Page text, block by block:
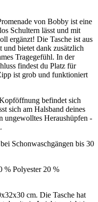
von Bobby ist eine
Schultern lässt und mit
ergänzt! Die Tasche ist aus
bietet dank zusätzlich
Tragegefühl. In der
findest du Platz für
ist grob und funktioniert
befindet sich
sich am Halsband deines
ungewolltes Heraushüpfen -
Schonwaschgängen bis 30
% Polyester 20 %
cm. Die Tasche hat